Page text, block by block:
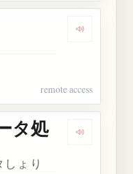
Dengarkan
remote access
Dengarkan
タ処
ょり